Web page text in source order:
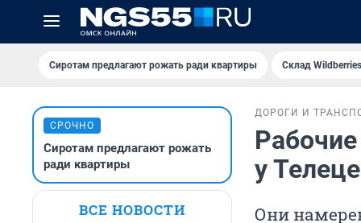
Сиротам предлагают рожать ради квартиры Склад
СРОЧНО
Сиротам предлагают рожать
ради квартиры
ВСЕ НОВОСТИ
ДОРОГИ И
у
Они